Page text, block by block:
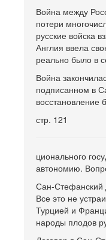
Война между
потери
русские войска
Англия ввела
реально было в
Война
подписанном в
восстановление
стр. 121
ционального
автономию.
Сан-Стефанский
Все это не
Турцией и
народы плодов